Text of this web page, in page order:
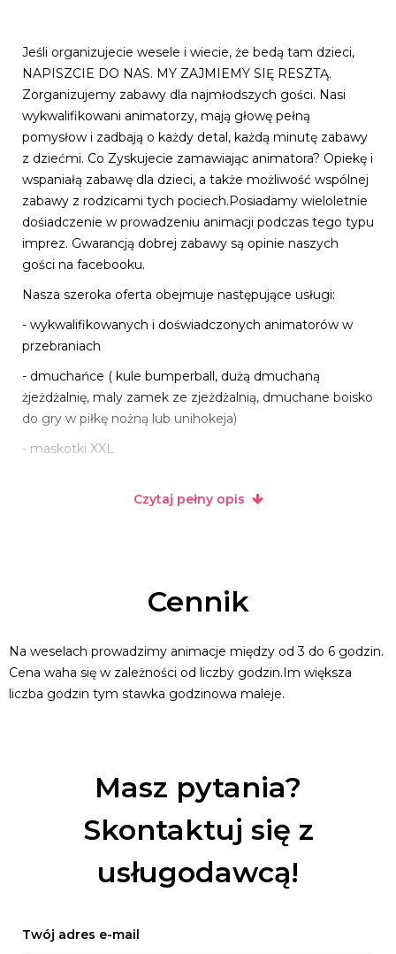
Jeśli organizujecie wesele i wiecie, że bedą tam dzieci,
NAPISZCIE DO NAS. MY ZAJMIEMY SIĘ RESZTĄ.
Zorganizujemy zabawy dla najmłodszych gości. Nasi
wykwalifikowani animatorzy, mają głowę pełną
pomysłow i zadbają o każdy detal, każdą minutę zabawy
z dziećmi. Co Zyskujecie zamawiając animatora? Opiekę i
wspaniałą zabawę dla dzieci, a także możliwość wspólnej
zabawy z rodzicami tych pociech.Posiadamy wieloletnie
dośiadczenie w prowadzeniu animacji podczas tego typu
imprez. Gwarancją dobrej zabawy są opinie naszych
gości na facebooku.
Nasza szeroka oferta obejmuje następujące usługi:
- wykwalifikowanych i doświadczonych animatorów w
przebraniach
- dmuchańce ( kule bumperball, dużą dmuchaną
żjeżdżalnię, maly zamek ze zjeżdżalnią, dmuchane boisko
do gry w piłkę nożną lub unihokeja)
- maskotki XXL
- balonowe zwierzaki, miecze, karabiny i inne twory
- duże gry planszowe i zręcznościowe
- animacje taneczne
- zabawy z chustą klanza
Czytaj pełny opis
Cennik
Na weselach prowadzimy animacje między od 3 do 6 godzin.
Cena waha się w zależności od liczby godzin.Im większa
liczba godzin tym stawka godzinowa maleje.
Masz pytania?
Skontaktuj się z
usługodawcą!
Twój adres e-mail